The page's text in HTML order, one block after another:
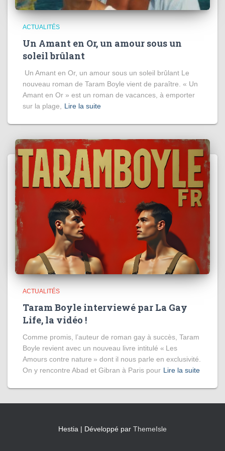
ACTUALITÉS
Un Amant en Or, un amour sous un
soleil brûlant
Un Amant en Or, un amour sous un soleil brûlant Le
nouveau roman de Taram Boyle vient de paraître. « Un
Amant en Or » est un roman de vacances, à emporter
sur la plage,
Lire la suite
ACTUALITÉS
Taram Boyle interviewé par La Gay
Life, la vidéo !
Comme promis, l’auteur de roman gay à succès, Taram
Boyle revient avec un nouveau livre intitulé « Les
Amours contre nature » dont il nous parle en exclusivité.
On y rencontre Abad et Gibran à Paris pour Lire la suite
Hestia | Développé par ThemeIsle